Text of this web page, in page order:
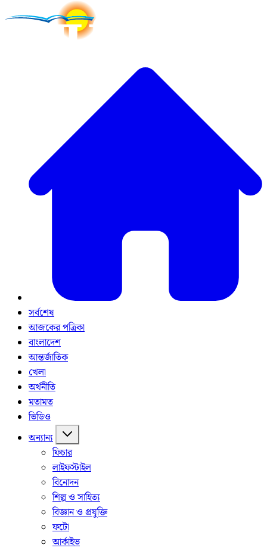
সর্বশেষ
আজকের পত্রিকা
বাংলাদেশ
আন্তর্জাতিক
খেলা
অর্থনীতি
মতামত
ভিডিও
অন্যান্য
ফিচার
লাইফস্টাইল
বিনোদন
শিল্প ও সাহিত্য
বিজ্ঞান ও প্রযুক্তি
ফটো
আর্কাইভ